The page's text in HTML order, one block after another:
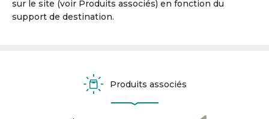
sur le site (voir Produits associés) en fonction du
support de destination.
Produits associés